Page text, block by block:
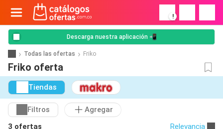
!
Descarga nuestra aplicación 📲
Todas las ofertas Friko
Friko oferta
Tiendas
Filtros
Agregar
3 ofertas
Relevancia